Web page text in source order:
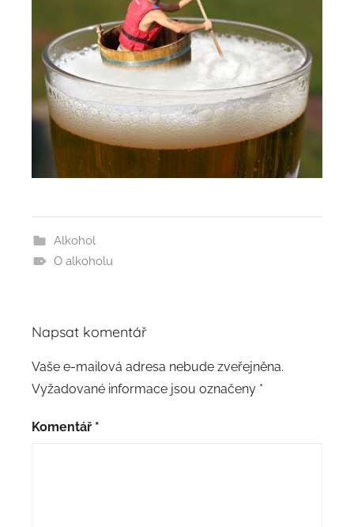
Alkohol
O alkoholu
Napsat komentář
Vaše e-mailová adresa nebude zveřejněna.
Vyžadované informace jsou označeny *
Komentář *